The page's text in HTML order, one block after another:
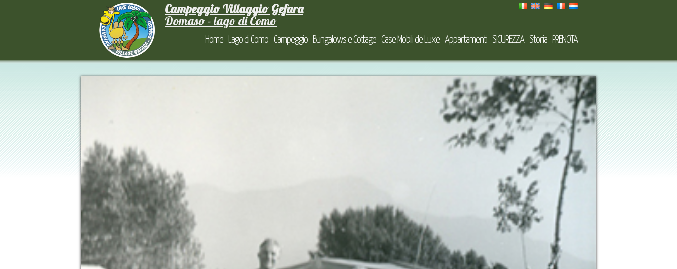
Campeggio Villaggio Gefara
Domaso - lago di Como
Home Lago di Como Campeggio Bungalows e Cottage Case Mobili de Luxe Appartamenti SICUREZZA Storia PRENOTA